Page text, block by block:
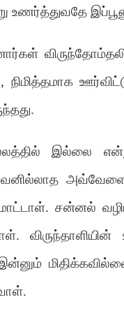
இல்லை என்று
மாட்டாள். சன்னல்